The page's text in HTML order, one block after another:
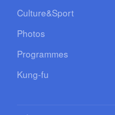
Culture&Sport
Photos
Programmes
Kung-fu